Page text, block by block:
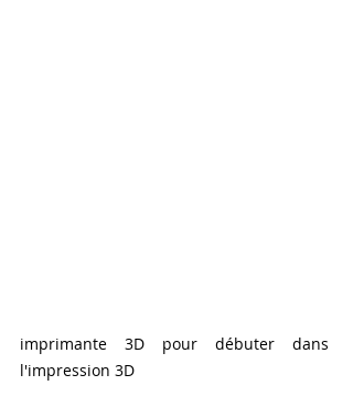
imprimante 3D pour débuter dans
l'impression 3D